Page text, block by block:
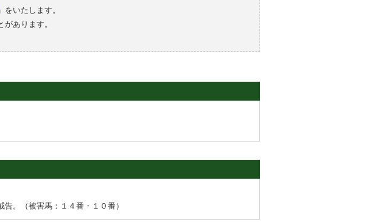
をいたします。
あります。
。（被害馬：１４番・１０番）